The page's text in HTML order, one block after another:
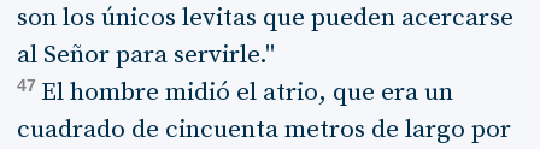
son los únicos levitas que pueden acercarse
al Señor para servirle."
47 El hombre midió el atrio, que era un
cuadrado de cincuenta metros de largo por